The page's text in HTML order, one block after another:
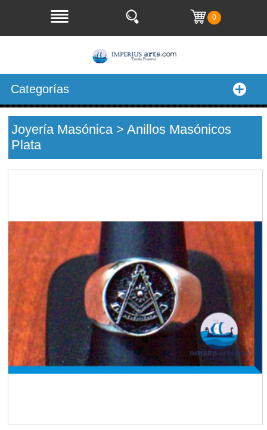
0
Categorías
Joyería Masónica > Anillos Masónicos
Plata